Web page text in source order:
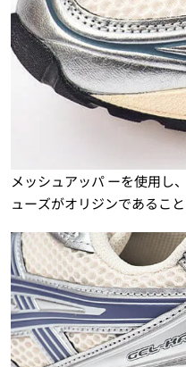
メッシュアッパ ーを使用し
ューズがオリジンであること